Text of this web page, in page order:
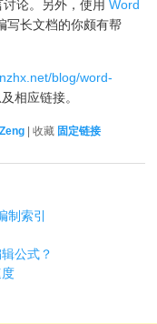
讨论。另外，使用Word
写长文档的你颇有帮
blog/word-
相应链接。
| 收藏 固定链接
索引
公式？